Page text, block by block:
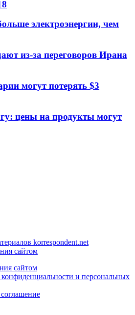
электроэнергии, чем
из-за переговоров Ирана
могут потерять $3
цены на продукты могут
korrespondent.net
сайтом
сайтом
и персональных